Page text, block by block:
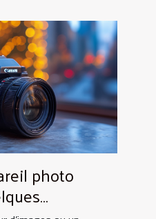
photo